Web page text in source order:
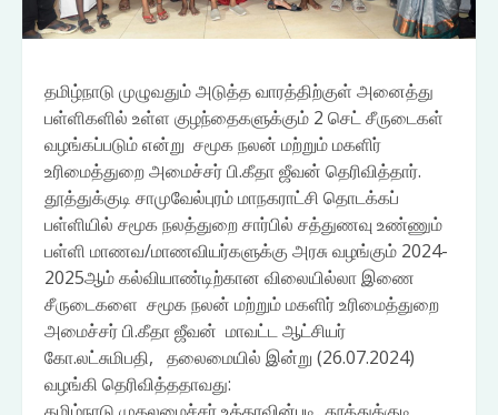
தமிழ்நாடு முழுவதும் அடுத்த வாரத்திற்குள் அனைத்து
பள்ளிகளில் உள்ள குழந்தைகளுக்கும் 2 செட் சீருடைகள்
வழங்கப்படும் என்று சமூக நலன் மற்றும் மகளிர்
உரிமைத்துறை அமைச்சர் பி.கீதா ஜீவன் தெரிவித்தார்.
தூத்துக்குடி சாமுவேல்புரம் மாநகராட்சி தொடக்கப்
பள்ளியில் சமூக நலத்துறை சார்பில் சத்துணவு உண்ணும்
பள்ளி மாணவ/மாணவியர்களுக்கு அரசு வழங்கும் 2024-
2025ஆம் கல்வியாண்டிற்கான விலையில்லா இணை
சீருடைகளை சமூக நலன் மற்றும் மகளிர் உரிமைத்துறை
அமைச்சர் பி.கீதா ஜீவன் மாவட்ட ஆட்சியர்
கோ.லட்சுமிபதி, தலைமையில் இன்று (26.07.2024)
வழங்கி தெரிவித்ததாவது:
தமிழ்நாடு முதலமைச்சர் உத்தரவின்படி, தூத்துக்குடி